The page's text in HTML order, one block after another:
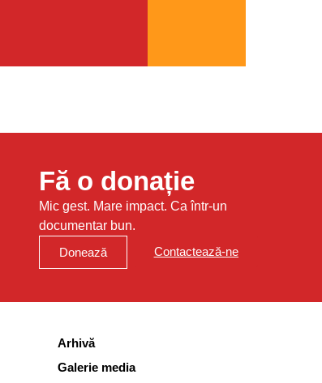
Fă o donație
Mic gest. Mare impact. Ca într-un
documentar bun.
Donează
Contactează-ne
Arhivă
Galerie media